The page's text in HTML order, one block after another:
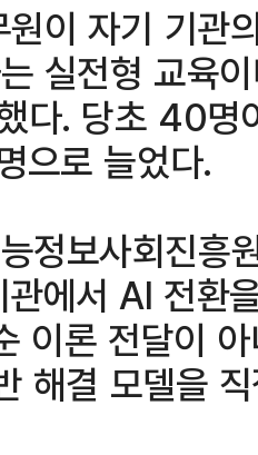
이 자기 기관
실전형 교육
다. 당초 40명
으로 늘었다.
정보사회진흥
에서 AI 전환
이론 전달이
해결 모델을